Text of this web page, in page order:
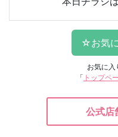
お気に入
「 トップペ
公式店